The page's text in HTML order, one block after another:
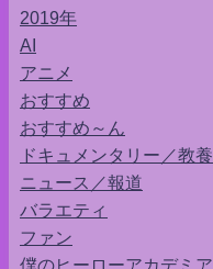
2019年
AI
アニメ
おすすめ
おすすめ～ん
ドキュメンタリー／教養
ニュース／報道
バラエティ
ファン
僕のヒーローアカデミア